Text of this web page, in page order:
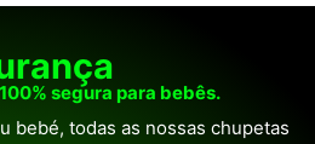
segura para bebês.
bebé, todas as nossas chupetas